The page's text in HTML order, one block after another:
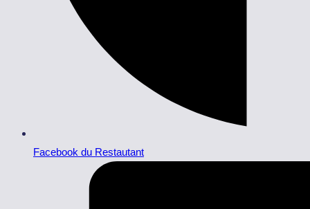
Facebook du Restautant